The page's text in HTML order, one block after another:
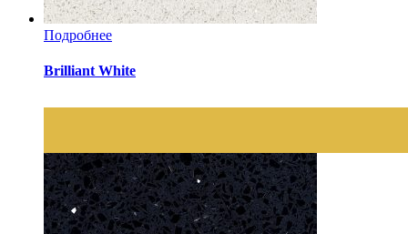
Подробнее
Brilliant White